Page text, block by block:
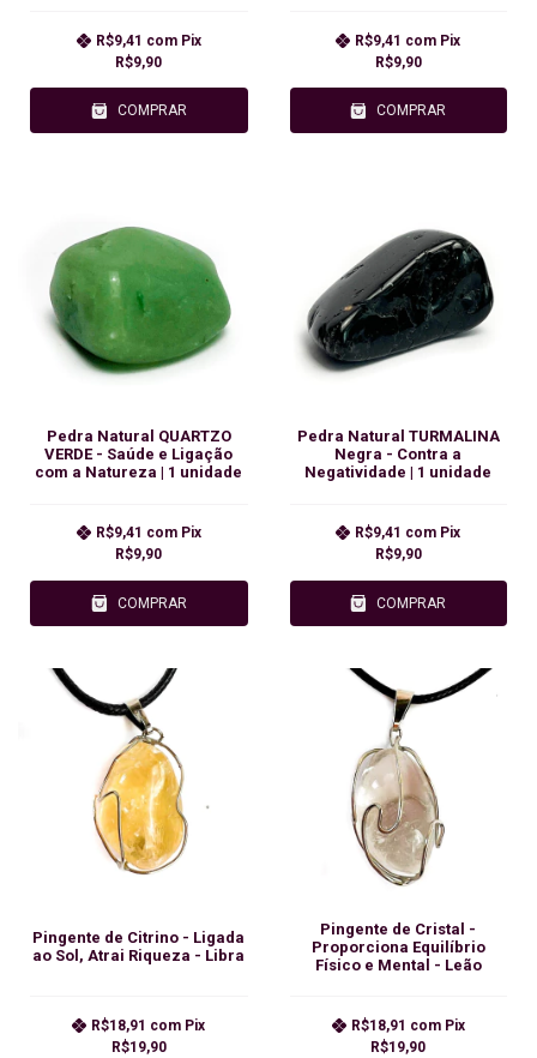
R$9,90
R$9,41 com Pix
COMPRAR
R$9,90
R$9,41 com Pix
COMPRAR
Pedra Natural QUARTZO
VERDE - Saúde e Ligação
com a Natureza | 1 unidade
R$9,90
R$9,41 com Pix
COMPRAR
Pedra Natural TURMALINA
Negra - Contra a
Negatividade | 1 unidade
R$9,90
R$9,41 com Pix
COMPRAR
Pingente de Citrino - Ligada
ao Sol, Atrai Riqueza - Libra
R$19,90
R$18,91 com Pix
Pingente de Cristal -
Proporciona Equilíbrio
Físico e Mental - Leão
R$19,90
R$18,91 com Pix